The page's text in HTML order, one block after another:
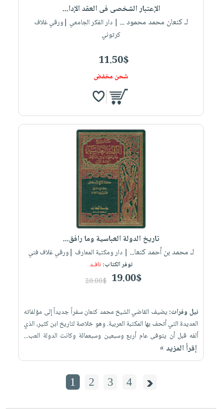
الإعتبار الشخصى فى العقد الإدا...
لـ كنعان محمد محمود ... | دار الفكر الجامعي |ورقي غلاف
كرتوني
11.50$
شحن مخفض
تاريخ الدولة العباسية وما رافق...
لـ محمد بن أحمد كنعا... | دار ومكتبة المعارف |ورقي غلاف فني
توفر الكتاب: نافـد
19.00$
20.00$
نيل وفرات: يضيف القاضي الشيخ محمد كنعان سفراً جديداً إلى مؤلفاته
العديدة التي أتحف بها المكتبة العربية. وهو خلاصة لتاريخ ابن كثير، الذي
ألفه قبل أن يتوفى عام أربع وسبعين وسبعمائة وكانت الدولة العب...
إقرأ المزيد »
1 2 3 4